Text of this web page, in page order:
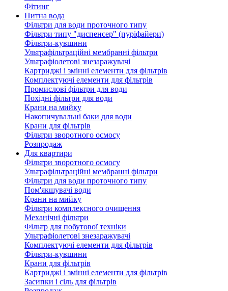
Фітинг
Питна вода
Фільтри для води проточного типу
Фільтри типу "диспенсер" (пуріфайери)
Фільтри-кувшини
Ультрафільтраційні мембранні фільтри
Ультрафіолетові знезаражувачі
Картриджі і змінні елементи для фільтрів
Комплектуючі елементи для фільтрів
Промислові фільтри для води
Похідні фільтри для води
Крани на мийку
Накопичувальні баки для води
Крани для фільтрів
Фільтри зворотного осмосу
Розпродаж
Для квартири
Фільтри зворотного осмосу
Ультрафільтраційні мембранні фільтри
Фільтри для води проточного типу
Пом'якшувачі води
Крани на мийку
Фільтри комплексного очищення
Механічні фільтри
Фільтр для побутової техніки
Ультрафіолетові знезаражувачі
Комплектуючі елементи для фільтрів
Фільтри-кувшини
Крани для фільтрів
Картриджі і змінні елементи для фільтрів
Засипки і сіль для фільтрів